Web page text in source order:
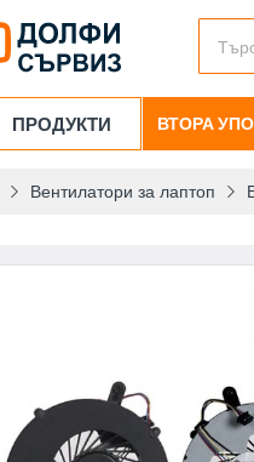
ПРОДУКТИ ВТОРА
Вентилатори за лаптоп